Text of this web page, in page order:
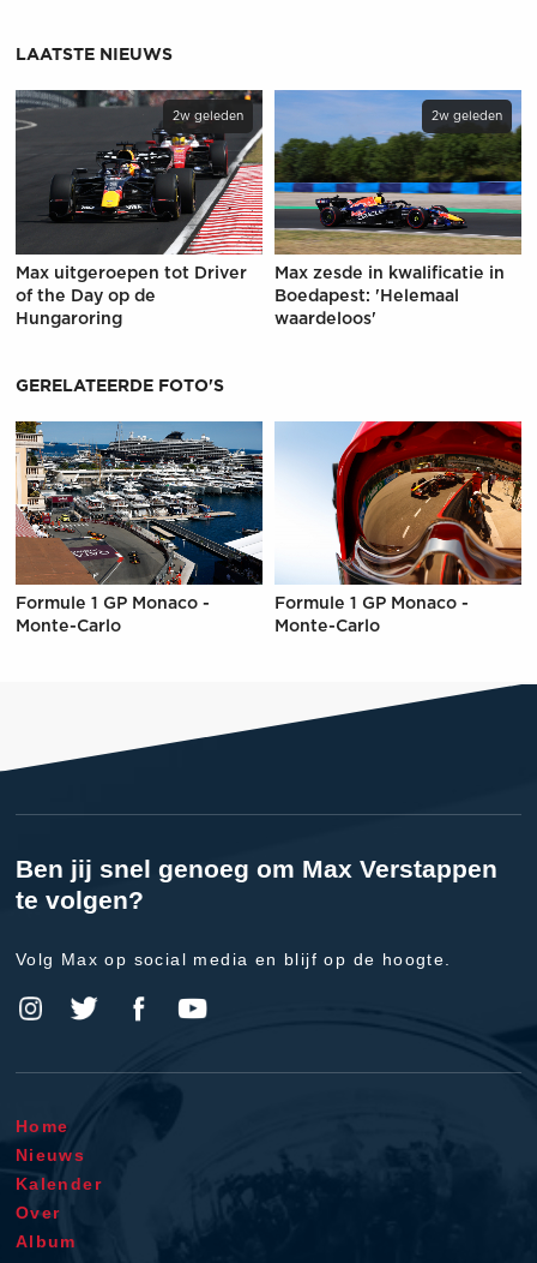
LAATSTE NIEUWS
2w geleden
Max uitgeroepen tot Driver
of the Day op de
Hungaroring
2w geleden
Max zesde in kwalificatie in
Boedapest: 'Helemaal
waardeloos'
GERELATEERDE FOTO'S
Formule 1 GP Monaco -
Monte-Carlo
Formule 1 GP Monaco -
Monte-Carlo
Ben jij snel genoeg om Max Verstappen
te volgen?
Volg Max op social media en blijf op de hoogte.
Home
Nieuws
Kalender
Over
Album